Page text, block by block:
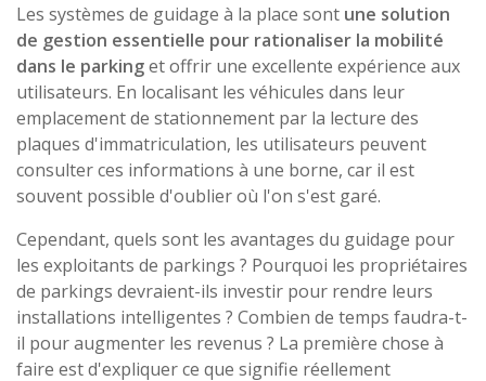
Les systèmes de guidage à la place sont une solution
de gestion essentielle pour rationaliser la mobilité
dans le parkinget offrir une excellente expérience aux
utilisateurs. En localisant les véhicules dans leur
emplacement de stationnement par la lecture des
plaques d'immatriculation, les utilisateurs peuvent
consulter ces informations à une borne, car il est
souvent possible d'oublier où l'on s'est garé.
Cependant, quels sont les avantages du guidage pour
les exploitants de parkings ? Pourquoi les propriétaires
de parkings devraient-ils investir pour rendre leurs
installations intelligentes ? Combien de temps faudra-t-
il pour augmenter les revenus ? La première chose à
faire est d'expliquer ce que signifie réellement